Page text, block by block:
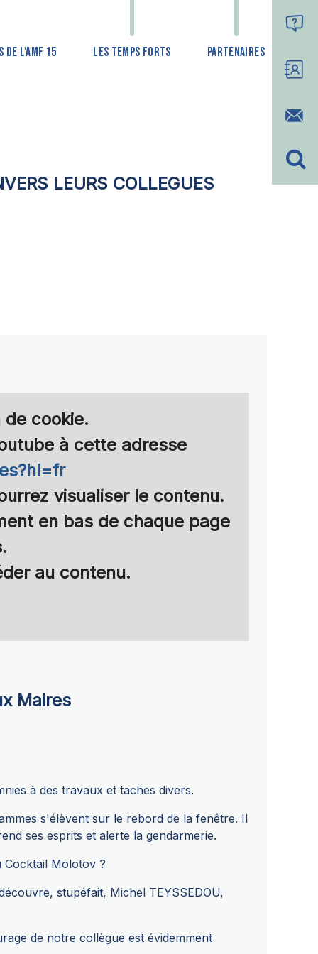
DE L'AMF 15 LES TEMPS FORTS PARTENAIRES
LEURS COLLEGUES
cookie.
à cette adresse
visualiser le contenu.
en bas de chaque page
au contenu.
Maires
à des travaux et taches divers.
s'élèvent sur le rebord de la fenêtre. Il
ses esprits et alerte la gendarmerie.
Cocktail Molotov ?
stupéfait, Michel TEYSSEDOU,
de notre collègue est évidemment